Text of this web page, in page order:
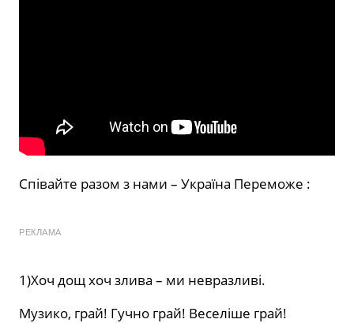
Співайте разом з нами – Україна Переможе :
РЕКЛАМА
1)Хоч дощ хоч злива – ми невразливі.
Музико, грай! Гучно грай! Веселіше грай!